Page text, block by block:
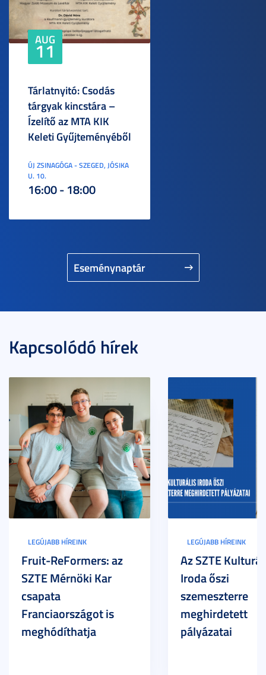
Eseménynaptár
AUG
11
Tárlatnyitó: Csodás
tárgyak kincstára –
Ízelítő az MTA KIK
Keleti Gyűjteményéből
ÚJ ZSINAGÓGA - SZEGED, JÓSIKA
U. 10.
16:00 - 18:00
Kapcsolódó hírek
LEGÚJABB HÍREINK
Fruit-ReFormers: az
SZTE Mérnöki Kar
csapata
Franciaországot is
meghódíthatja
LEGÚJABB HÍREINK
Az SZTE
Iroda őszi
szemeszterre
meghirdetett
pályázatai